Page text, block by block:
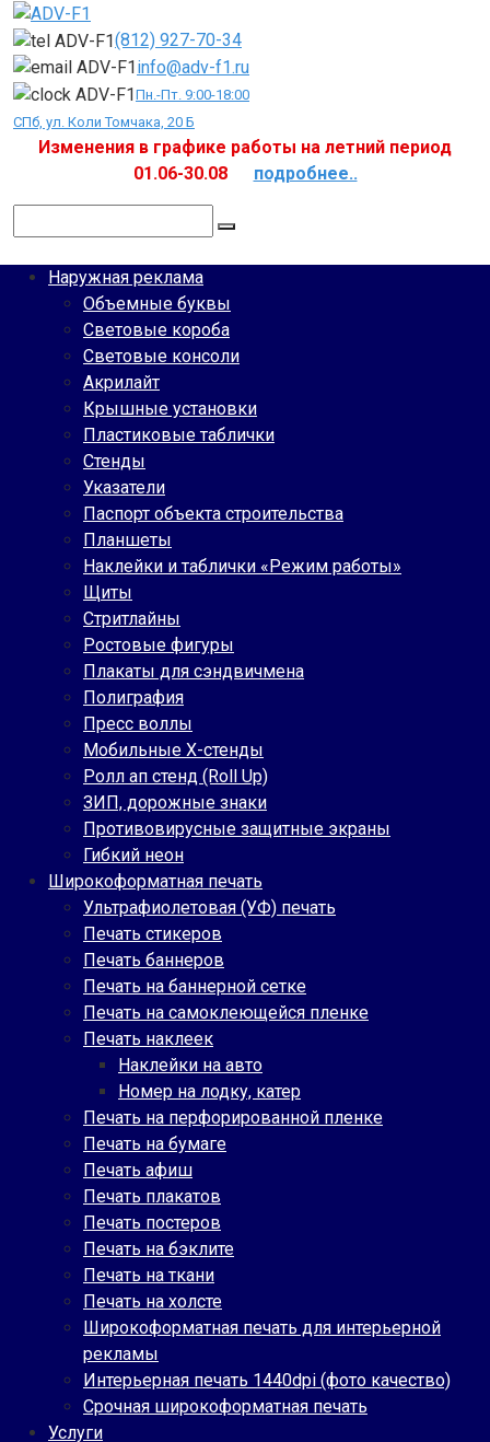
Перейти
контенту
(812) 927-70-34
info@adv-f1.ru
Пн.-Пт. 9:00-18:00
СПб, ул. Коли Томчака, 20 Б
Изменения в графике работы на летний период
01.06-30.08 подробнее..
Наружная реклама
Объемные буквы
Световые короба
Световые консоли
Акрилайт
Крышные установки
Пластиковые таблички
Стенды
Указатели
Паспорт объекта строительства
Планшеты
Наклейки и таблички «Режим работы»
Щиты
Стритлайны
Ростовые фигуры
Плакаты для сэндвичмена
Полиграфия
Пресс воллы
Мобильные Х-стенды
Ролл ап стенд (Roll Up)
ЗИП, дорожные знаки
Противовирусные защитные экраны
Гибкий неон
Широкоформатная печать
Ультрафиолетовая (УФ) печать
Печать стикеров
Печать баннеров
Печать на баннерной сетке
Печать на самоклеющейся пленке
Печать наклеек
Наклейки на авто
Номер на лодку, катер
Печать на перфорированной пленке
Печать на бумаге
Печать афиш
Печать плакатов
Печать постеров
Печать на бэклите
Печать на ткани
Печать на холсте
Широкоформатная печать для интерьерной
рекламы
Интерьерная печать 1440dpi (фото качество)
Срочная широкоформатная печать
Услуги